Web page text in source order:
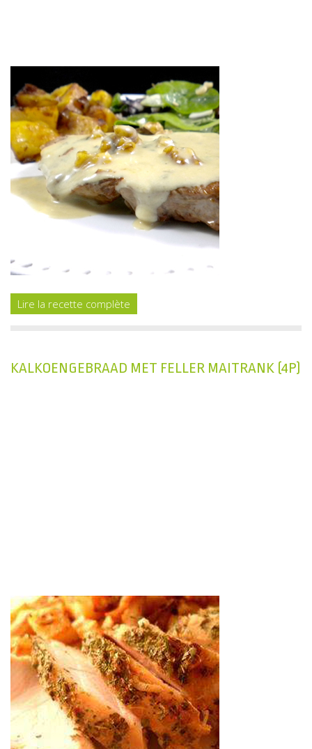
Lire la recette complète
KALKOENGEBRAAD MET FELLER MAITRANK (4P)